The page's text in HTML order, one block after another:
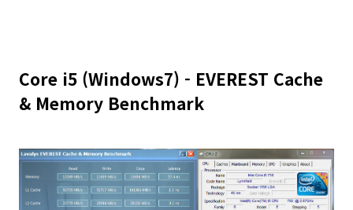
Core i5 (Windows7) - EVEREST Cache
& Memory Benchmark